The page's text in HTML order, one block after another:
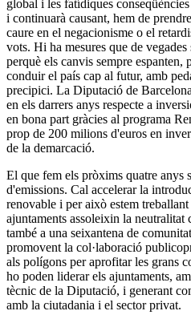
global i les fatídiques
i continuarà causant, hem de
caure en el negacionisme o el
vots. Hi ha mesures que de
perquè els canvis sempre espanten,
conduir el país cap al futur, amb
precipici. La Diputació de
en els darrers anys respecte a
en bona part gràcies al programa
prop de 200 milions d'euros en
de la demarcació.
El que fem els pròxims quatre anys
d'emissions. Cal accelerar la
renovable i per això estem
ajuntaments assoleixin la
també a una seixantena de
promovent la col·laboració
als polígons per aprofitar les grans
ho poden liderar els ajuntaments,
tècnic de la Diputació, i generant
amb la ciutadania i el sector privat.